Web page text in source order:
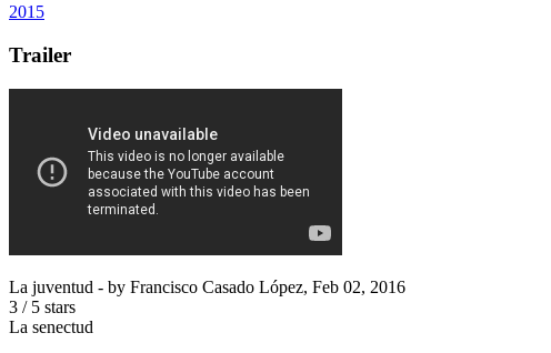
2015
Trailer
La juventud - by Francisco Casado López, Feb 02, 2016
3 / 5 stars
La senectud